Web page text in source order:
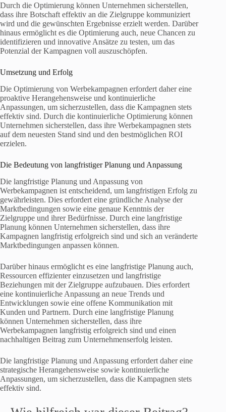
Durch die Optimierung können Unternehmen sicherstellen,
dass ihre Botschaft effektiv an die Zielgruppe kommuniziert
wird und die gewünschten Ergebnisse erzielt werden. Darüber
hinaus ermöglicht es die Optimierung auch, neue Chancen zu
identifizieren und innovative Ansätze zu testen, um das
Potenzial der Kampagnen voll auszuschöpfen.
Umsetzung und Erfolg
Die Optimierung von Werbekampagnen erfordert daher eine
proaktive Herangehensweise und kontinuierliche
Anpassungen, um sicherzustellen, dass die Kampagnen stets
effektiv sind. Durch die kontinuierliche Optimierung können
Unternehmen sicherstellen, dass ihre Werbekampagnen stets
auf dem neuesten Stand sind und den bestmöglichen ROI
erzielen.
Die Bedeutung von langfristiger Planung und Anpassung
Die langfristige Planung und Anpassung von
Werbekampagnen ist entscheidend, um langfristigen Erfolg zu
gewährleisten. Dies erfordert eine gründliche Analyse der
Marktbedingungen sowie eine genaue Kenntnis der
Zielgruppe und ihrer Bedürfnisse. Durch eine langfristige
Planung können Unternehmen sicherstellen, dass ihre
Kampagnen langfristig erfolgreich sind und sich an veränderte
Marktbedingungen anpassen können.
Darüber hinaus ermöglicht es eine langfristige Planung auch,
Ressourcen effizienter einzusetzen und langfristige
Beziehungen mit der Zielgruppe aufzubauen. Dies erfordert
eine kontinuierliche Anpassung an neue Trends und
Entwicklungen sowie eine offene Kommunikation mit
Kunden und Partnern. Durch eine langfristige Planung
können Unternehmen sicherstellen, dass ihre
Werbekampagnen langfristig erfolgreich sind und einen
nachhaltigen Beitrag zum Unternehmenserfolg leisten.
Die langfristige Planung und Anpassung erfordert daher eine
strategische Herangehensweise sowie kontinuierliche
Anpassungen, um sicherzustellen, dass die Kampagnen stets
effektiv sind.